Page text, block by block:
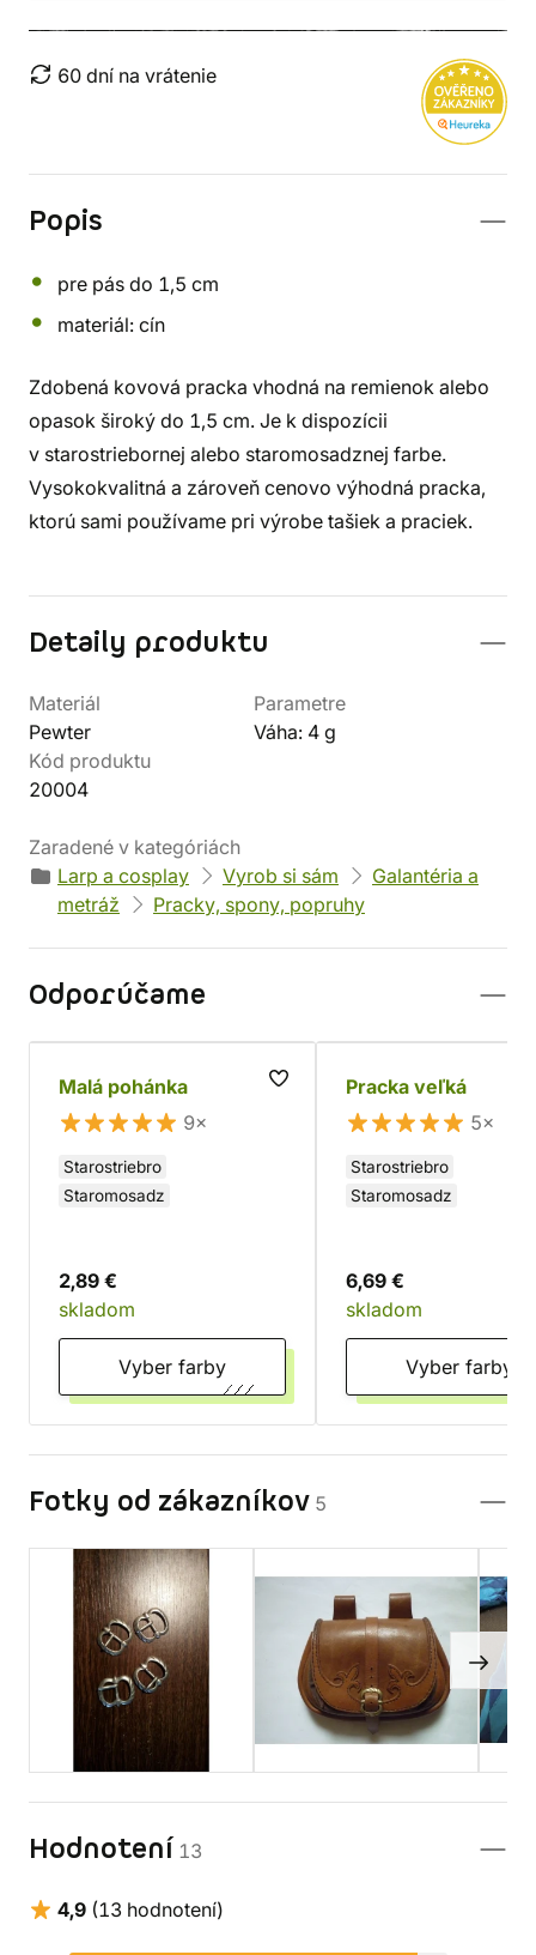
60 dní na vrátenie
Popis
pre pás do 1,5 cm
materiál: cín
Zdobená kovová pracka vhodná na remienok alebo
opasok široký do 1,5 cm. Je k dispozícii
v starostriebornej alebo staromosadznej farbe.
Vysokokvalitná a zároveň cenovo výhodná pracka,
ktorú sami používame pri výrobe tašiek a praciek.
Detaily produktu
Materiál
Pewter
Parametre
Váha: 4 g
Kód produktu
20004
Zaradené v kategóriách
Larp a cosplay
Vyrob si sám
Galantéria a
metráž
Pracky, spony, popruhy
Odporúčame
Malá pohánka
9×
Starostriebro
Staromosadz
2,89 €
skladom
Vyber farby
Pracka veľká
5×
Starostriebro
Staromosadz
6,69 €
skladom
Vyber farby
Fotky od zákazníkov 5
Hodnotení 13
4,9 (13 hodnotení)